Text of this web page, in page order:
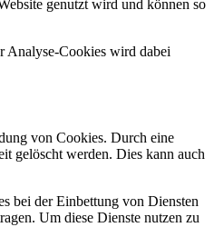
genutzt wird und können so
Analyse-Cookies wird dabei
von Cookies. Durch eine
gelöscht werden. Dies kann auch
bei der Einbettung von Diensten
Um diese Dienste nutzen zu